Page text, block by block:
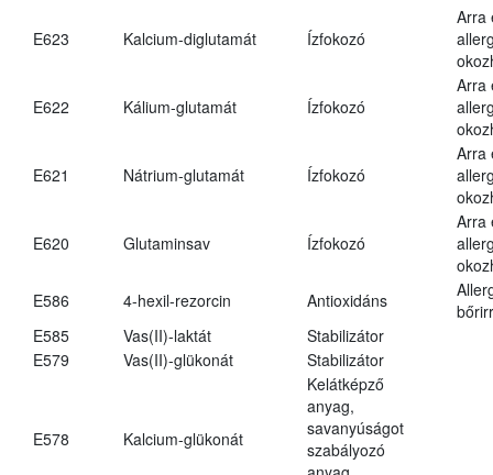
E623 Kalcium-diglutamát Ízfokozó
Arra
E622 Kálium-glutamát Ízfokozó
Arra
E621 Nátrium-glutamát Ízfokozó
Arra
E620 Glutaminsav Ízfokozó
Arra
E586
4-hexil-rezorcin Antioxidáns
E585
Vas(II)-laktát
Stabilizátor
E579
Vas(II)-glükonát Stabilizátor
E578 Kalcium-glükonát
Kelátképző
anyag,
savanyúságot
szabályozó